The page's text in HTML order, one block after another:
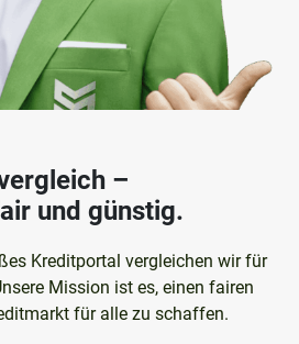
–
und günstig.
Kreditportal vergleichen wir für
Mission ist es, einen fairen
für alle zu schaffen.